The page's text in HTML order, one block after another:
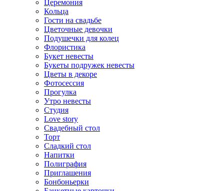
Церемония
Кольца
Гости на свадьбе
Цветочные девочки
Подушечки для колец
Флористика
Букет невесты
Букеты подружек невесты
Цветы в декоре
Фотосессия
Прогулка
Утро невесты
Студия
Love story
Свадебный стол
Торт
Сладкий стол
Напитки
Полиграфия
Приглашения
Бонбоньерки